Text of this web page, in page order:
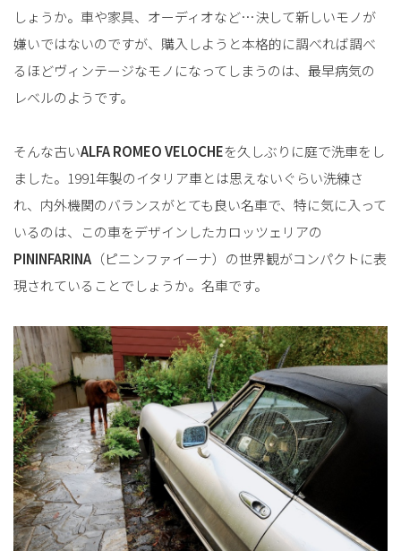
しょうか。車や家具、オーディオなど…決して新しいモノが
嫌いではないのですが、購入しようと本格的に調べれば調べ
るほどヴィンテージなモノになってしまうのは、最早病気の
レベルのようです。
そんな古いALFA ROMEO VELOCHEを久しぶりに庭で洗車をし
ました。1991年製のイタリア車とは思えないぐらい洗練さ
れ、内外機関のバランスがとても良い名車で、特に気に入って
いるのは、この車をデザインしたカロッツェリアの
PININFARINA （ピニンファイーナ）の世界観がコンパクトに表
現されていることでしょうか。名車です。